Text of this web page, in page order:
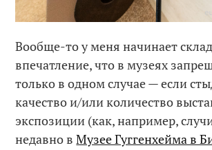
Вообще-то у меня начинает
впечатление, что в музеях
только в одном случае — если
качество и/или количество
экспозиции (как, например,
недавно вМузее Гуггенхейма в